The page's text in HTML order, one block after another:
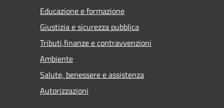
Educazione e formazione
Giustizia e sicurezza pubblica
Tributi,finanze e contravvenzioni
Ambiente
Salute, benessere e assistenza
Autorizzazioni